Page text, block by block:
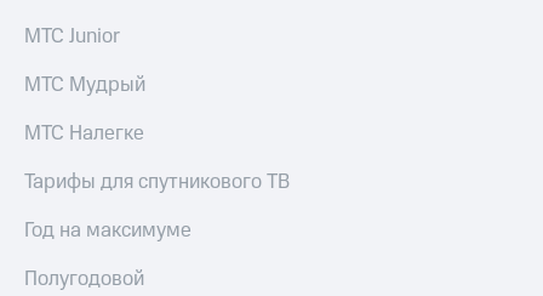
МТС Junior
МТС Мудрый
МТС Налегке
Тарифы для спутникового ТВ
Год на максимуме
Полугодовой